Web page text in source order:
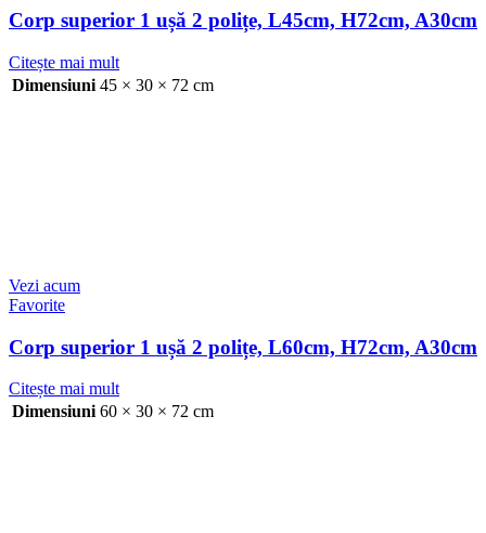
Corp superior 1 ușă 2 polițe, L45cm, H72cm, A30cm
Citește mai mult
Dimensiuni 45 × 30 × 72 cm
Vezi acum
Favorite
Corp superior 1 ușă 2 polițe, L60cm, H72cm, A30cm
Citește mai mult
Dimensiuni 60 × 30 × 72 cm